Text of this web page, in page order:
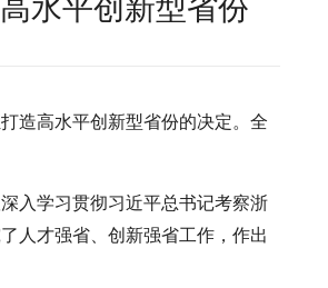
水平创新型省份
造高水平创新型省份的决定。全
入学习贯彻习近平总书记考察浙
人才强省、创新强省工作，作出